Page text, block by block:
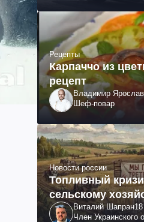
Рецепты
Карпаччо из
рецепт
Владимир
Шеф-повар
Новости россии
Топливный
сельскому
Виталий Шапран
Член Украинского